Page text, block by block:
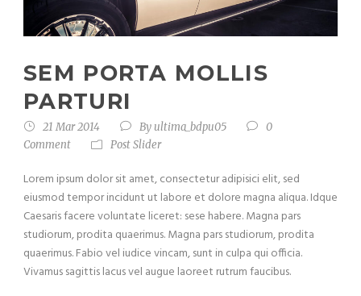
SEM PORTA MOLLIS
PARTURI
21 Mar 2014 By ultima_bdpu05
0
Comment
Post Slider
Lorem ipsum dolor sit amet, consectetur adipisici elit, sed
eiusmod tempor incidunt ut labore et dolore magna aliqua. Idque
Caesaris facere voluntate liceret: sese habere. Magna pars
studiorum, prodita quaerimus. Magna pars studiorum, prodita
quaerimus. Fabio vel iudice vincam, sunt in culpa qui officia.
Vivamus sagittis lacus vel augue laoreet rutrum faucibus.